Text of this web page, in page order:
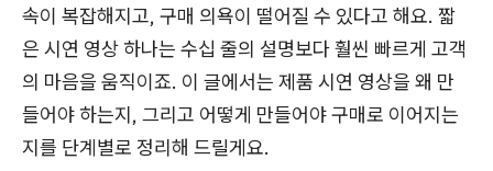
속이 복잡해지고, 구매 의욕이 떨어질 수 있다고 해요. 짧
은 시연 영상 하나는 수십 줄의 설명보다 훨씬 빠르게 고객
의 마음을 움직이죠. 이 글에서는 제품 시연 영상을 왜 만
들어야 하는지, 그리고 어떻게 만들어야 구매로 이어지는
지를 단계별로 정리해 드릴게요.